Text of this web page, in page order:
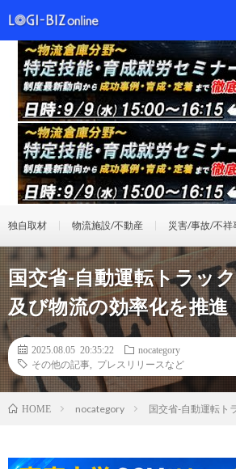
独自取材 物流施設/不動産 災害/事故/不祥
国交省-自動運転トラッ
及び物流の効率化を推進
2025.08.05 20:35:22
nocategory
その他の記事
プレスリリースなど
HOME nocategory 国交省-自動運転ト